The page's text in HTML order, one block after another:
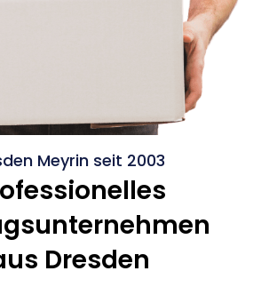
Meyrin seit 2003
Dresden